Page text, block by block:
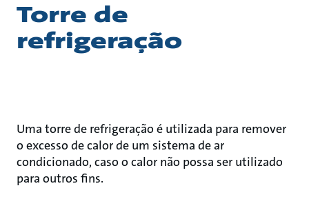
Torre de
refrigeração
Uma torre de refrigeração é utilizada para remover
o excesso de calor de um sistema de ar
condicionado, caso o calor não possa ser utilizado
para outros fins.